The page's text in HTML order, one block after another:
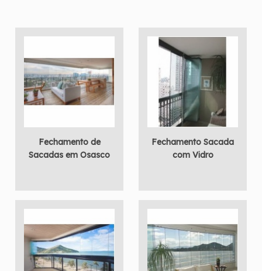
Fechamento de
Sacadas em Osasco
Fechamento Sacada
com Vidro